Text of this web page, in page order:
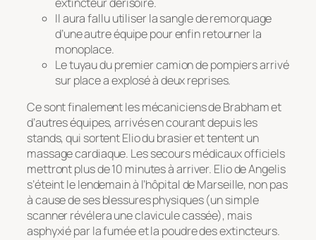
Il aura fallu utiliser la sangle de remorquage
d’une autre équipe pour enfin retourner la
monoplace.
Le tuyau du premier camion de pompiers arrivé
sur place a explosé à deux reprises.
Ce sont finalement les mécaniciens de Brabham et
d’autres équipes, arrivés en courant depuis les
stands, qui sortent Elio du brasier et tentent un
massage cardiaque. Les secours médicaux officiels
mettront plus de 10 minutes à arriver. Elio de Angelis
s’éteint le lendemain à l’hôpital de Marseille, non pas
à cause de ses blessures physiques (un simple
scanner révélera une clavicule cassée), mais
asphyxié par la fumée et la poudre des extincteurs.